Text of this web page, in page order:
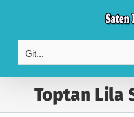
content
Git...
Toptan Lila